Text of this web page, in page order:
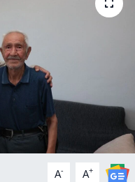
A- A+